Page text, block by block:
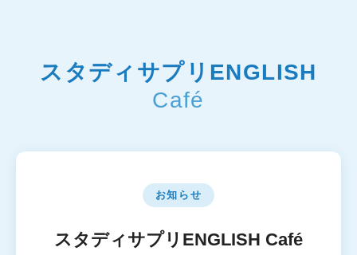
スタディサプリENGLISH
Café
お知らせ
スタディサプリENGLISH Café